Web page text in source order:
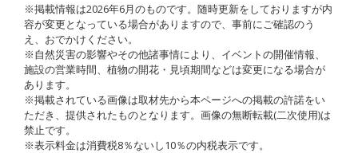
※掲載情報は2026年6月のものです。随時更新をしておりますが内
容が変更となっている場合がありますので、事前にご確認のう
え、おでかけください。
※自然災害の影響やその他諸事情により、イベントの開催情報、
施設の営業時間、植物の開花・見頃期間などは変更になる場合が
あります。
※掲載されている画像は取材先から本ページへの掲載の許諾をい
ただき、提供されたものとなります。画像の無断転載(二次使用)は
禁止です。
※表示料金は消費税8％ないし10％の内税表示です。